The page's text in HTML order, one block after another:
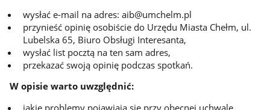
wysłać e-mail na adres: aib@umchelm.pl
przynieść opinię osobiście do Urzędu Miasta Chełm, ul.
Lubelska 65, Biuro Obsługi Interesanta,
wysłać list pocztą na ten sam adres,
przekazać swoją opinię podczas spotkań.
W opisie warto uwzględnić:
jakie problemy pojawiają się przy obecnej uchwale,